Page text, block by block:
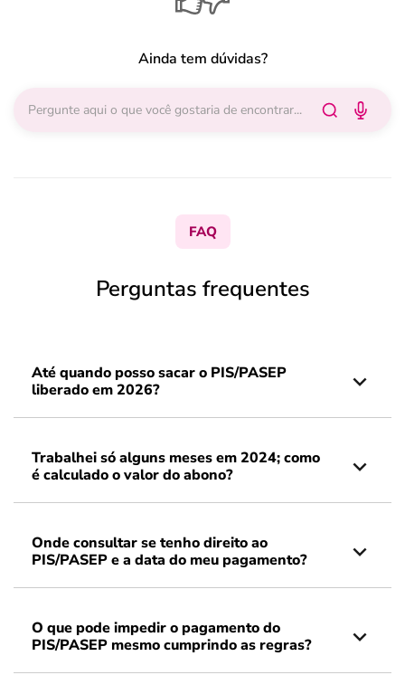
Ainda tem dúvidas?
FAQ
Perguntas frequentes
Até quando posso sacar o PIS/PASEP
liberado em 2026?
Trabalhei só alguns meses em 2024; como
é calculado o valor do abono?
Onde consultar se tenho direito ao
PIS/PASEP e a data do meu pagamento?
O que pode impedir o pagamento do
PIS/PASEP mesmo cumprindo as regras?